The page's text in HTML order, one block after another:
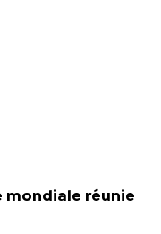
mondiale réunie